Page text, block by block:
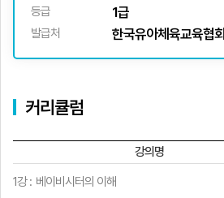
등급 1급
발급처 한국유아체육교육협회
커리큘럼
강의명
1강 : 베이비시터의 이해